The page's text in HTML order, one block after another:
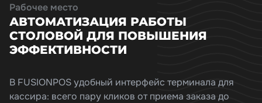
Рабочее место
АВТОМАТИЗАЦИЯ РАБОТЫ
СТОЛОВОЙ ДЛЯ ПОВЫШЕНИЯ
ЭФФЕКТИВНОСТИ
В FUSIONPOS удобный интерфейс терминала для
кассира: всего пару кликов от приема заказа до